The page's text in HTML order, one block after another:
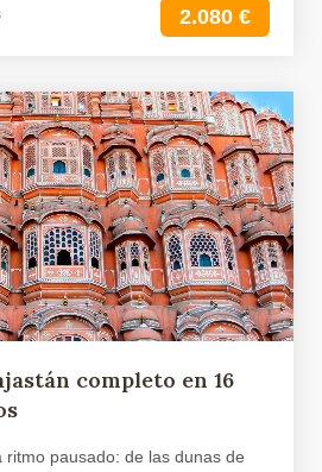
2.080 €
completo en 16
ritmo pausado: de las dunas de